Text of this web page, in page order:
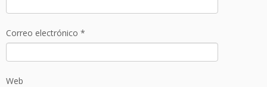
Correo electrónico *
Web